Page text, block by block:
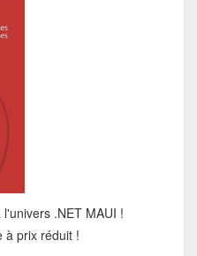
.NET MAUI !
à prix réduit !